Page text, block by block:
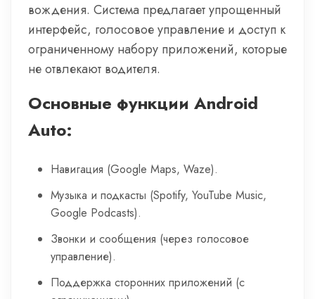
вождения. Система предлагает упрощенный
интерфейс, голосовое управление и доступ к
ограниченному набору приложений, которые
не отвлекают водителя.
Основные функции Android
Auto:
Навигация (Google Maps, Waze).
Музыка и подкасты (Spotify, YouTube Music,
Google Podcasts).
Звонки и сообщения (через голосовое
управление).
Поддержка сторонних приложений (с